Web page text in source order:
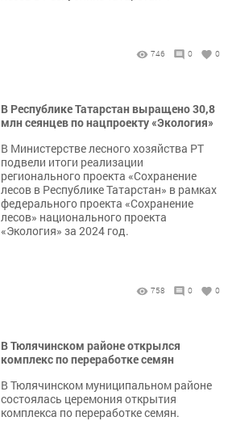
746 0 0
В Республике Татарстан выращено 30,8
млн сеянцев по нацпроекту «Экология»
В Министерстве лесного хозяйства РТ
подвели итоги реализации
регионального проекта «Сохранение
лесов в Республике Татарстан» в рамках
федерального проекта «Сохранение
лесов» национального проекта
«Экология» за 2024 год.
758 0 0
В Тюлячинском районе открылся
комплекс по переработке семян
В Тюлячинском муниципальном районе
состоялась церемония открытия
комплекса по переработке семян.